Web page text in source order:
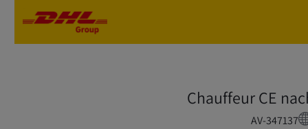
Chauffeur CE
AV-347137